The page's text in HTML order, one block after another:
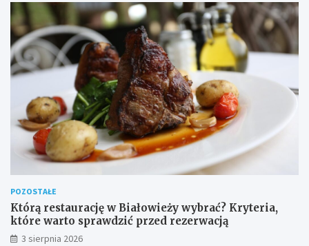
POZOSTAŁE
Którą restaurację w Białowieży wybrać? Kryteria,
które warto sprawdzić przed rezerwacją
3 sierpnia 2026